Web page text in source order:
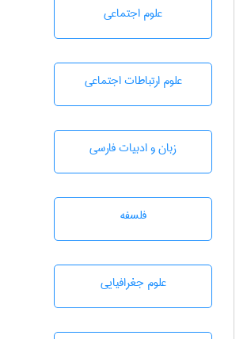
علوم اجتماعی
علوم ارتباطات اجتماعی
زبان و ادبيات فارسی
فلسفه
علوم جغرافيايی